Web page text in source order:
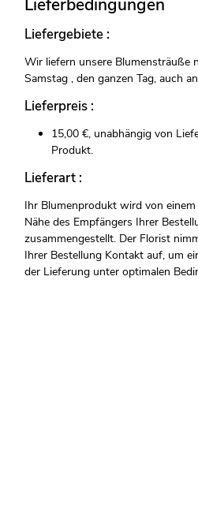
Lieferbedingungen
Liefergebiete :
Wir liefern unsere Blumensträuße
Samstag , den ganzen Tag, auch
Lieferpreis :
15,00 €, unabhängig von
Produkt.
Lieferart :
Ihr Blumenprodukt wird von
Nähe des Empfängers Ihrer
zusammengestellt. Der Florist
Ihrer Bestellung Kontakt auf, um
der Lieferung unter optimalen